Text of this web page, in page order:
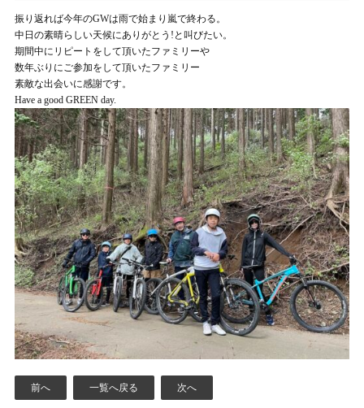
振り返れば今年のGWは雨で始まり嵐で終わる。
中日の素晴らしい天候にありがとう!と叫びたい。
期間中にリピートをして頂いたファミリーや
数年ぶりにご参加をして頂いたファミリー
素敵な出会いに感謝です。
Have a good GREEN day.
前へ 一覧へ戻る 次へ